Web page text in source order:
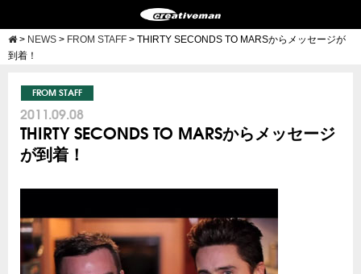
> NEWS > FROM STAFF > THIRTY SECONDS TO MARSからメッセージが
到着！
FROM STAFF
2011.09.08
THIRTY SECONDS TO MARSからメッセージ
が到着！